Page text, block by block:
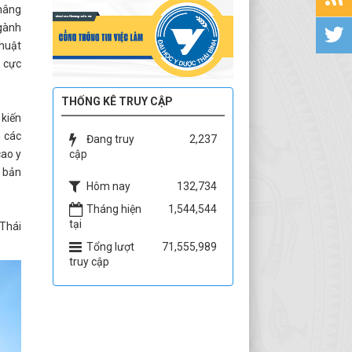
cực
các
y
THỐNG KÊ TRUY CẬP
Đang truy
cập
2,237
Hôm nay
132,734
Tháng hiện
tại
1,544,544
Tổng lượt
truy cập
71,555,989